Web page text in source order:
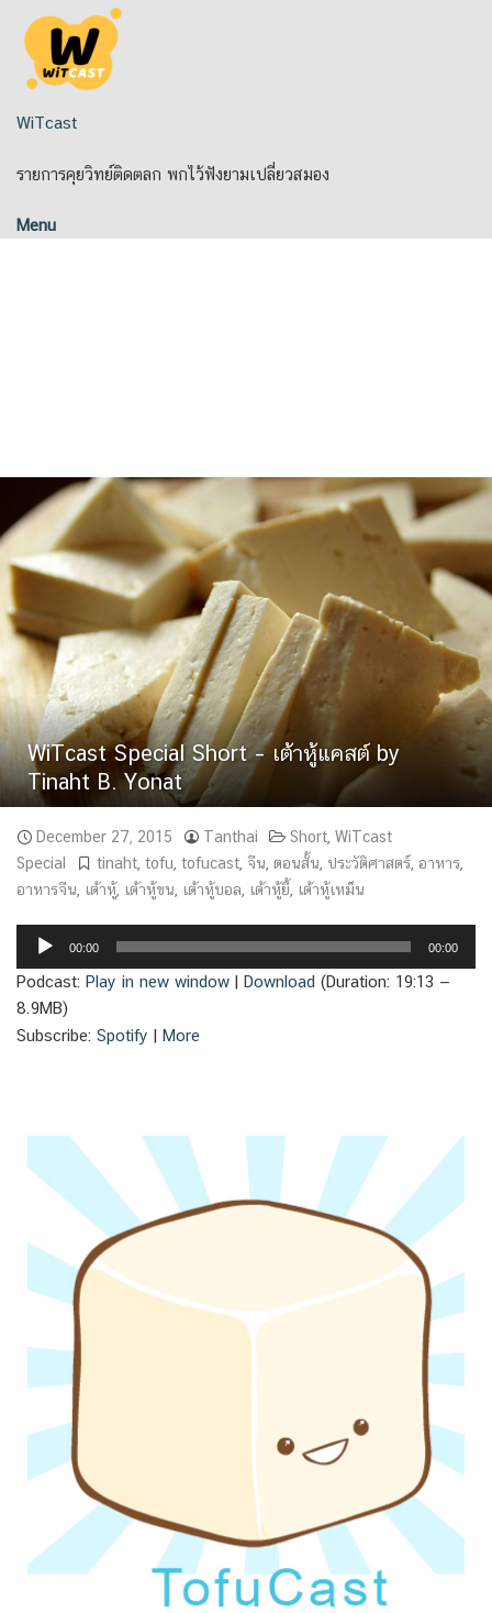
content
WiTcast
รายการคุยวิทย์ติดตลก พกไว้ฟังยามเปลี่ยวสมอง
Menu
WiTcast Special Short – เต้าหู้แคสต์ by
Tinaht B. Yonat
December 27, 2015 Tanthai Short WiTcast
Special
tinaht tofu tofucast จีน ตอนสั้น ประวัติศาสตร์ อาหาร
อาหารจีน
เต้าหู้ เต้าหู้ขน เต้าหู้บอล เต้าหู้ยี้ เต้าหู้เหม็น
Audio
00:00 00:00
Podcast: Play in new window | Download (Duration: 19:13 —
8.9MB)
Subscribe: Spotify | More